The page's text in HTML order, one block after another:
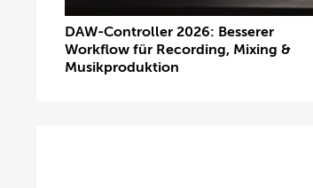
DAW-Controller 2026: Besserer
Workflow für Recording, Mixing &
Musikproduktion